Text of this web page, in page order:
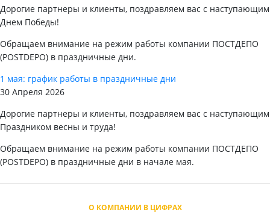
Дорогие партнеры и клиенты, поздравляем вас с наступающим
Днем Победы!
Обращаем внимание на режим работы компании ПОСТДЕПО
(POSTDEPO) в праздничные дни.
1 мая: график работы в праздничные дни
30 Апреля 2026
Дорогие партнеры и клиенты, поздравляем вас с наступающим
Праздником весны и труда!
Обращаем внимание на режим работы компании ПОСТДЕПО
(POSTDEPO) в праздничные дни в начале мая.
О КОМПАНИИ В ЦИФРАХ